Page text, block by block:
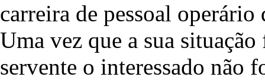
carreira de pessoal
Uma vez que a sua
servente o interessado não